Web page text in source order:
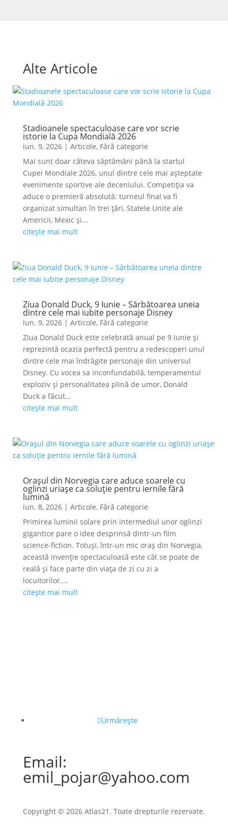
Alte Articole
Stadioanele spectaculoase care vor scrie
istorie la Cupa Mondială 2026
iun. 9, 2026| Articole, Fără categorie
Mai sunt doar câteva săptămâni până la startul
Cupei Mondiale 2026, unul dintre cele mai așteptate
evenimente sportive ale deceniului. Competiția va
aduce o premieră absolută: turneul final va fi
organizat simultan în trei țări, Statele Unite ale
Americii, Mexic și...
citește mai mult
Ziua Donald Duck, 9 Iunie – Sărbătoarea uneia
dintre cele mai iubite personaje Disney
iun. 9, 2026| Articole, Fără categorie
Ziua Donald Duck este celebrată anual pe 9 iunie și
reprezintă ocazia perfectă pentru a redescoperi unul
dintre cele mai îndrăgite personaje din universul
Disney. Cu vocea sa inconfundabilă, temperamentul
exploziv și personalitatea plină de umor, Donald
Duck a făcut...
citește mai mult
Orașul din Norvegia care aduce soarele cu
oglinzi uriașe ca soluție pentru iernile fără
lumină
iun. 8, 2026| Articole, Fără categorie
Primirea luminii solare prin intermediul unor oglinzi
gigantice pare o idee desprinsă dintr-un film
science-fiction. Totuși, într-un mic oraș din Norvegia,
această invenție spectaculoasă este cât se poate de
reală și face parte din viața de zi cu zi a
locuitorilor....
citește mai mult
Urmărește
Email:
emil_pojar@yahoo.com
Copyright © 2026 Atlas21. Toate drepturile rezervate.